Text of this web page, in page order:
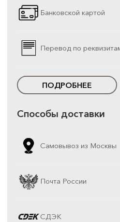
Банковской картой
Перевод по
ПОДРОБНЕЕ
Способы доставки
Самовывоз из Москвы
Почта России
СДЭК